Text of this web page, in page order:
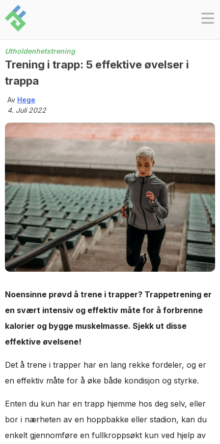
Skip
to
content
Utholdenhetstrening
Trening i trapp: 5 effektive øvelser i
trappa
Av Hege
4. Juli 2022
Noensinne prøvd å trene i trapper? Trappetrening er
en svært intensiv og effektiv måte for å forbrenne
kalorier og bygge muskelmasse. Sjekk ut disse
effektive øvelsene!
Det å trene i trapper har en lang rekke fordeler, og er
en effektiv måte for å øke både kondisjon og styrke.
Enten du kun har en trapp hjemme hos deg selv, eller
bor i nærheten av en hoppbakke eller stadion, kan du
enkelt gjennomføre en fullkroppsøkt kun ved hjelp av